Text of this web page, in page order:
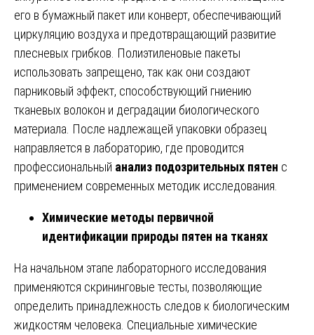
его в бумажный пакет или конверт, обеспечивающий
циркуляцию воздуха и предотвращающий развитие
плесневых грибков. Полиэтиленовые пакеты
использовать запрещено, так как они создают
парниковый эффект, способствующий гниению
тканевых волокон и деградации биологического
материала. После надлежащей упаковки образец
направляется в лабораторию, где проводится
профессиональный анализ подозрительных пятен с
применением современных методик исследования.
Химические методы первичной
идентификации природы пятен на тканях
На начальном этапе лабораторного исследования
применяются скрининговые тесты, позволяющие
определить принадлежность следов к биологическим
жидкостям человека. Специальные химические